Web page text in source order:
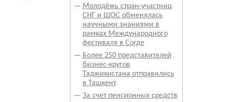
— Молодёжь стран-участниц
СНГ и ШОС обменялась
научными знаниями в
рамках Международного
фестиваля в Согде
— Более 250 представителей
бизнес-кругов
Таджикистана отправились
в Ташкент
— За счет пенсионных средств